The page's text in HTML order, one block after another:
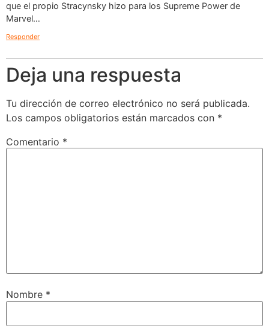
que el propio Stracynsky hizo para los Supreme Power de
Marvel…
Responder
Deja una respuesta
Tu dirección de correo electrónico no será publicada.
Los campos obligatorios están marcados con *
Comentario *
Nombre *